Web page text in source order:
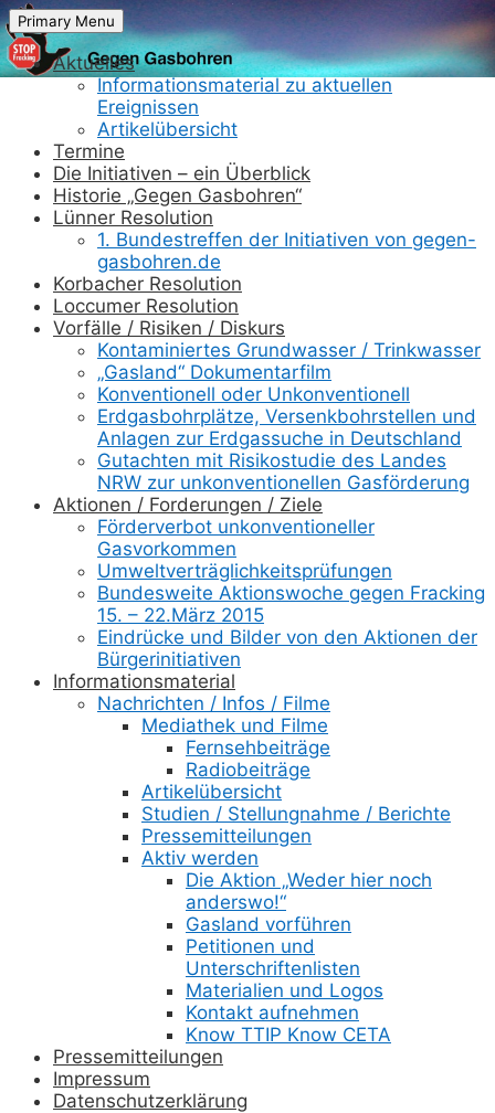
Skip
to
content
Primary Menu
Aktuelles
Informationsmaterial zu aktuellen
Ereignissen
Artikelübersicht
Termine
Die Initiativen – ein Überblick
Historie „Gegen Gasbohren“
Lünner Resolution
1. Bundestreffen der Initiativen von gegen-
gasbohren.de
Korbacher Resolution
Loccumer Resolution
Vorfälle / Risiken / Diskurs
Kontaminiertes Grundwasser / Trinkwasser
„Gasland“ Dokumentarfilm
Konventionell oder Unkonventionell
Erdgasbohrplätze, Versenkbohrstellen und
Anlagen zur Erdgassuche in Deutschland
Gutachten mit Risikostudie des Landes
NRW zur unkonventionellen Gasförderung
Aktionen / Forderungen / Ziele
Förderverbot unkonventioneller
Gasvorkommen
Umweltverträglichkeitsprüfungen
Bundesweite Aktionswoche gegen Fracking
15. – 22.März 2015
Eindrücke und Bilder von den Aktionen der
Bürgerinitiativen
Informationsmaterial
Nachrichten / Infos / Filme
Mediathek und Filme
Fernsehbeiträge
Radiobeiträge
Artikelübersicht
Studien / Stellungnahme / Berichte
Pressemitteilungen
Aktiv werden
Die Aktion „Weder hier noch
anderswo!“
Gasland vorführen
Petitionen und
Unterschriftenlisten
Materialien und Logos
Kontakt aufnehmen
Know TTIP Know CETA
Pressemitteilungen
Impressum
Datenschutzerklärung